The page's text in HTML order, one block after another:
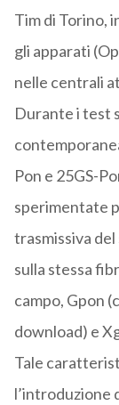
Tim di Torino,
gli apparati
nelle centrali
Durante i test
Pon e 25GS-
sperimentate
trasmissiva del
sulla stessa
campo, Gpon
download) e
Tale
l’introduzione